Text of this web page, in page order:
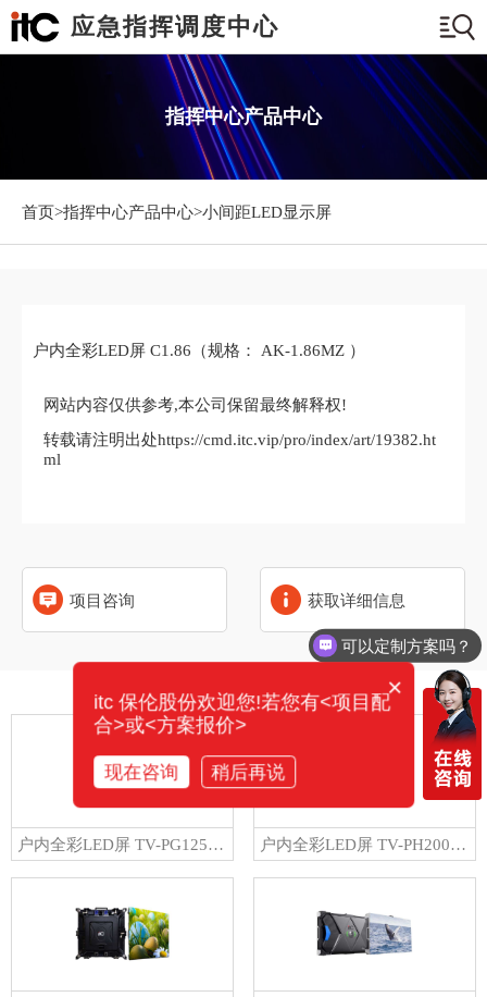
应急指挥调度中心
指挥中心产品中心
首页>指挥中心产品中心>小间距LED显示屏
户内全彩LED屏 C1.86（规格： AK-1.86MZ ）
网站内容仅供参考,本公司保留最终解释权!
转载请注明出处https://cmd.itc.vip/pro/index/art/19382.ht
ml
项目咨询 获取详细信息
相关产品
户内全彩LED屏 TV-PG125-GM 户内全彩LED屏 TV-PH200-YG/TV-PH200-YZ
可以定制方案吗？
×
itc 保伦股份欢迎您!若您有<项目配
合>或<方案报价>
现在咨询 稍后再说